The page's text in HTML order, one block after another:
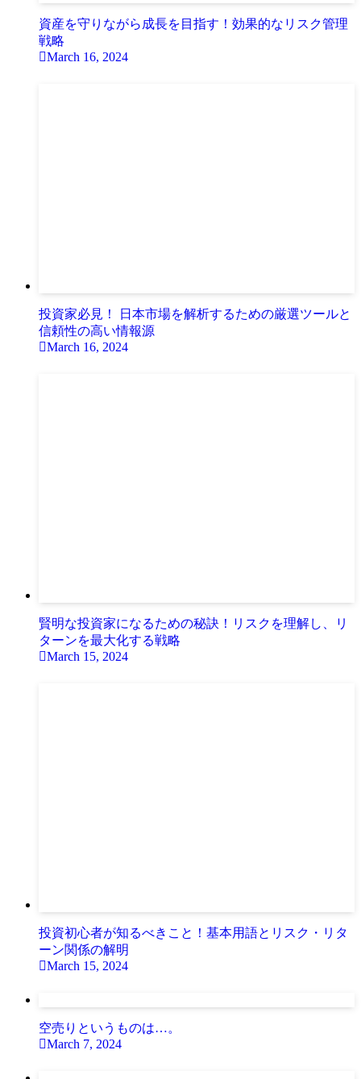
資産を守りながら成長を目指す！効果的なリスク管理
戦略
March 16, 2024
投資家必見！ 日本市場を解析するための厳選ツールと
信頼性の高い情報源
March 16, 2024
賢明な投資家になるための秘訣！リスクを理解し、リ
ターンを最大化する戦略
March 15, 2024
投資初心者が知るべきこと！基本用語とリスク・リタ
ーン関係の解明
March 15, 2024
空売りというものは…。
March 7, 2024